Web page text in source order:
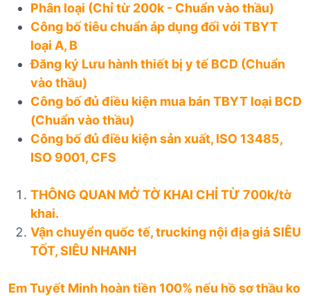
Phân loại (Chỉ từ 200k - Chuẩn vào thầu)
Công bố tiêu chuẩn áp dụng đối với TBYT
loại A, B
Đăng ký Lưu hành thiết bị y tế BCD (Chuẩn
vào thầu)
Công bố đủ điều kiện mua bán TBYT loại BCD
(Chuẩn vào thầu)
Công bố đủ điều kiện sản xuất, ISO 13485,
ISO 9001, CFS
THÔNG QUAN MỞ TỜ KHAI CHỈ TỪ 700k/tờ
khai.
Vận chuyển quốc tế, trucking nội địa giá SIÊU
TỐT, SIÊU NHANH
Em Tuyết Minh hoàn tiền 100% nếu hồ sơ thầu ko